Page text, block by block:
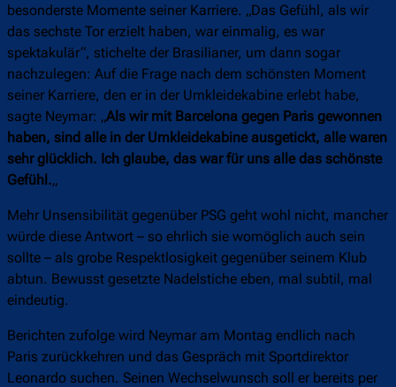
besonderste Momente seiner Karriere. „Das Gefühl, als wir
das sechste Tor erzielt haben, war einmalig, es war
spektakulär“, stichelte der Brasilianer, um dann sogar
nachzulegen: Auf die Frage nach dem schönsten Moment
seiner Karriere, den er in der Umkleidekabine erlebt habe,
sagte Neymar: „Als wir mit Barcelona gegen Paris gewonnen
haben, sind alle in der Umkleidekabine ausgetickt, alle waren
sehr glücklich. Ich glaube, das war für uns alle das schönste
Gefühl.„
Mehr Unsensibilität gegenüber PSG geht wohl nicht, mancher
würde diese Antwort – so ehrlich sie womöglich auch sein
sollte – als grobe Respektlosigkeit gegenüber seinem Klub
abtun. Bewusst gesetzte Nadelstiche eben, mal subtil, mal
eindeutig.
Berichten zufolge wird Neymar am Montag endlich nach
Paris zurückkehren und das Gespräch mit Sportdirektor
Leonardo suchen. Seinen Wechselwunsch soll er bereits per